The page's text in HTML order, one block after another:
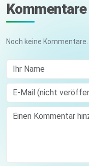
Kommentare
Noch keine
Ihr Name
E-Mail (nicht
Comment